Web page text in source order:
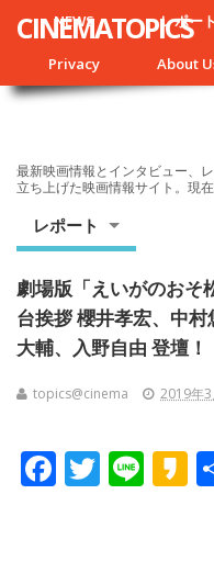
NEWS レポート
Privacy About
CINEMATOPICS
最新映画情報とインタビュー、
立ち上げた映画情報サイト。現
レポート
劇場版「えいがのおそ
台挨拶 櫻井孝宏、中
大輔、入野自由 登壇！
topics@cinema 2019年3
F T Li K